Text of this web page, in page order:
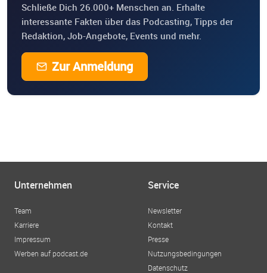
Schließe Dich 26.000+ Menschen an. Erhalte
interessante Fakten über das Podcasting, Tipps der
Redaktion, Job-Angebote, Events und mehr.
Zur Anmeldung
Unternehmen
Team
Karriere
Impressum
Werben auf podcast.de
Service
Newsletter
Kontakt
Presse
Nutzungsbedingungen
Datenschutz